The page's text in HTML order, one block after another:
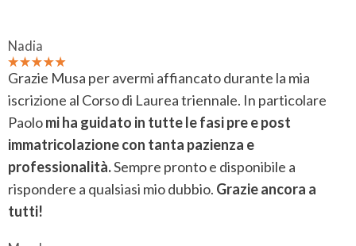
Nadia
Grazie Musa per avermi affiancato durante la mia
iscrizione al Corso di Laurea triennale. In particolare
Paolomi ha guidato in tutte le fasi pre e post
immatricolazione con tanta pazienza e
professionalità.Sempre pronto e disponibile a
rispondere a qualsiasi mio dubbio. Grazie ancora a
tutti!